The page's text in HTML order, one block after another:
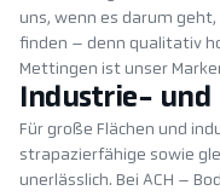
uns, wenn es darum
finden – denn qualitativ
Mettingen ist unser
Industrie- und
Für große Flächen und
strapazierfähige sowie
unerlässlich. Bei ACH –